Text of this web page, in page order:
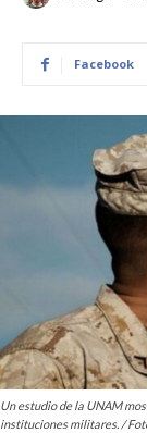
Facebook
Un estudio de la UNAM
instituciones militares. /